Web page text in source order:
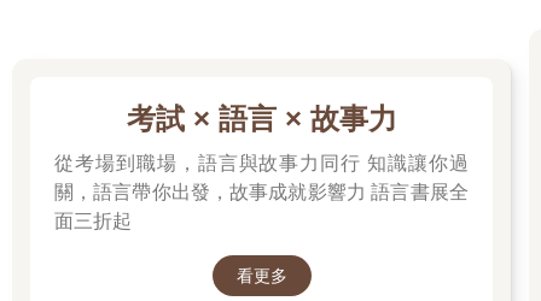
考試 × 語言 × 故事力
從考場到職場，語言與故事力同行 知識讓你過
關，語言帶你出發，故事成就影響力 語言書展全
面三折起
看更多